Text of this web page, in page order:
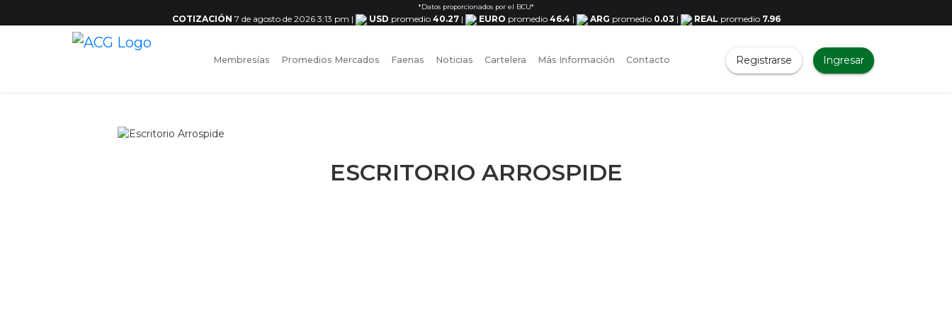
*Datos proporcionados por el BCU*
COTIZACIÓN 7 de agosto de 2026 3:13 pm | USD promedio 40.27 | EURO promedio 46.4 | ARG promedio 0.03 | REAL promedio 7.96
Membresías Promedios Mercados Faenas Noticias Cartelera Más Información Contacto Registrarse Ingresar
ESCRITORIO ARROSPIDE